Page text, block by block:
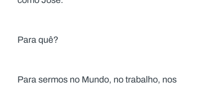
Para quê?
Para sermos no Mundo, no trabalho, nos